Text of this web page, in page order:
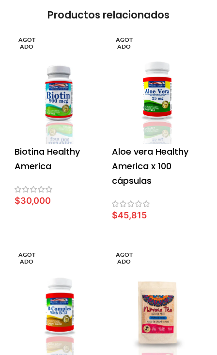
Productos relacionados
AGOT
ADO
Biotina Healthy
America
$30,000
AGOT
ADO
Aloe vera Healthy
America x 100
cápsulas
$45,815
AGOT
ADO
AGOT
ADO